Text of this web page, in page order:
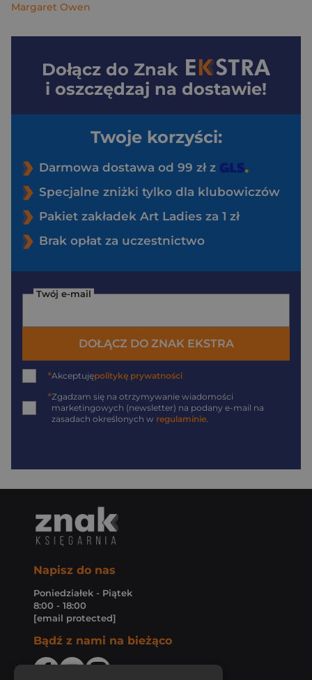
Margaret Owen
Dołącz do Znak
i oszczędzaj na dostawie!
Twoje korzyści:
Darmowa dostawa od 99 zł z
Specjalne zniżki tylko dla klubowiczów
Pakiet zakładek Art Ladies za 1 zł
Brak opłat za uczestnictwo
Twój e-mail
DOŁĄCZ DO ZNAK EKSTRA
*Akceptujępolitykę prywatności
*Zgadzam się na otrzymywanie wiadomości
marketingowych (newsletter) na podany e-mail na
zasadach określonych w regulaminie.
Napisz do nas
Poniedziałek - Piątek
8:00 - 18:00
[email protected]
Bądź z nami na bieżąco